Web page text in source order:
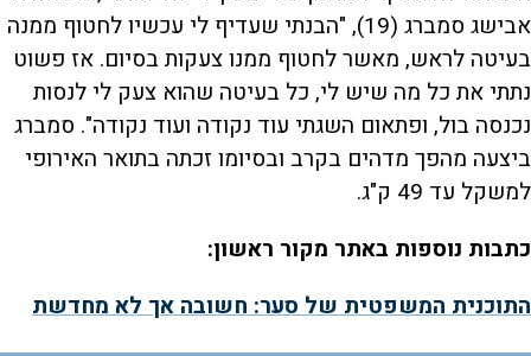
אבישג סמברג (19), "הבנתי שעדיף לי עכשיו לחטוף ממנה
בעיטה לראש, מאשר לחטוף ממנו צעקות בסיום. אז פשוט
נתתי את כל מה שיש לי, כל בעיטה שהוא צעק לי לנסות
נכנסה בול, ופתאום השגתי עוד נקודה ועוד נקודה". סמברג
ביצעה מהפך מדהים בקרב ובסיומו זכתה בתואר האירופי
למשקל עד 49 ק"ג.
כתבות נוספות באתר מקור ראשון:
התוכנית המשפטית של סער: חשובה אך לא מחדשת